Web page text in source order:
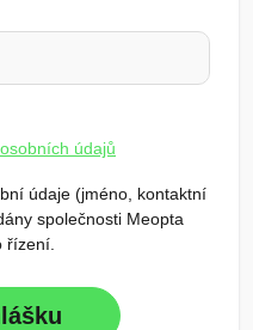
údajů
údaje (jméno, kontaktní
společnosti Meopta
řízení.